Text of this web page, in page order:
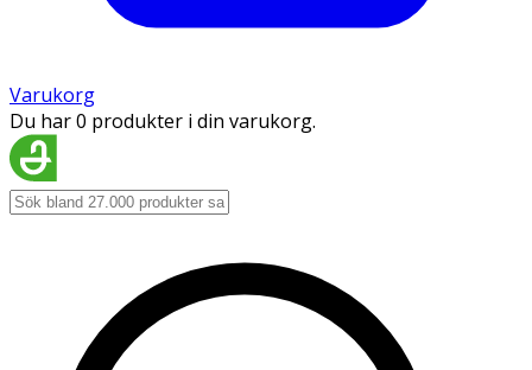
Varukorg
Du har 0 produkter i din varukorg.